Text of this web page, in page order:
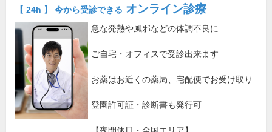
【 24h 】 今から受診できる オンライン診療
急な発熱や風邪などの体調不良に
ご自宅・オフィスで受診出来ます
お薬はお近くの薬局、宅配便でお受け取り
登園許可証・診断書も発行可